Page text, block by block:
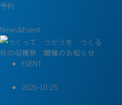
予約
News&Event
秋の収穫祭 開催のお知らせ
EVENT
2025-10-25